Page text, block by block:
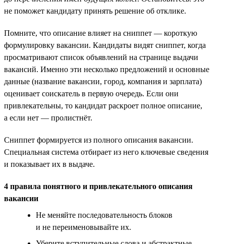
не поможет кандидату принять решение об отклике.
Помните, что описание влияет на сниппет — короткую
формулировку вакансии. Кандидаты видят сниппет, когда
просматривают список объявлений на странице выдачи
вакансий. Именно эти несколько предложений и основные
данные (название вакансии, город, компания и зарплата)
оценивает соискатель в первую очередь. Если они
привлекательны, то кандидат раскроет полное описание,
а если нет — пролистнёт.
Сниппет формируется из полного описания вакансии.
Специальная система отбирает из него ключевые сведения
и показывает их в выдаче.
4 правила понятного и привлекательного описания
вакансии
Не меняйте последовательность блоков
и не переименовывайте их.